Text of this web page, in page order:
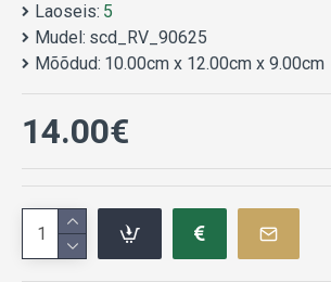
esikülge ehib detailne illustratsioon
hoiab käes auravat joogitassi,
tekstist "A Fresh Cup of Cawfee".
esoteerikas läbi ajaloo kandnud
sümboolset tähendust, olles tuntud kui
hommikusteks mõtisklusteks või
igapäevaseks tee ja kohvi nautimiseks.
Laoseis: 5
Mudel: scd_RV_90625
Mõõdud: 10.00cm x 12.00cm x 9.00cm
14.00€